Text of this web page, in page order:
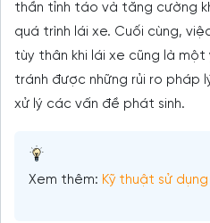
thần tỉnh táo và tăng cường
quá trình lái xe. Cuối cùng,
tùy thân khi lái xe cũng là
tránh được những rủi ro pháp
xử lý các vấn đề phát sinh.
Xem thêm: Kỹ thuật sử